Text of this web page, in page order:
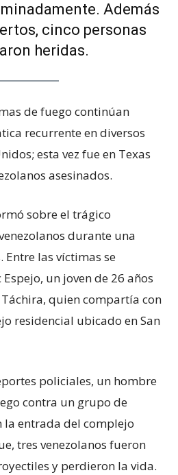
Además
cinco personas
heridas.
de fuego continúan
recurrente en diversos
esta vez fue en Texas
asesinados.
sobre el trágico
durante una
Entre las víctimas se
un joven de 26 años
quien compartía con
residencial ubicado en San
policiales, un hombre
contra un grupo de
la entrada del complejo
tres venezolanos fueron
y perdieron la vida.